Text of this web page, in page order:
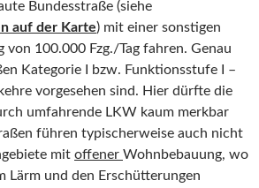
Bundesstraße (siehe
auf der Karte) mit einer sonstigen
von 100.000 Fzg./Tag fahren. Genau
Kategorie I bzw. Funktionsstufe I –
vorgesehen sind. Hier dürfte die
umfahrende LKW kaum merkbar
führen typischerweise auch nicht
mit offener Wohnbebauung, wo
Lärm und den Erschütterungen